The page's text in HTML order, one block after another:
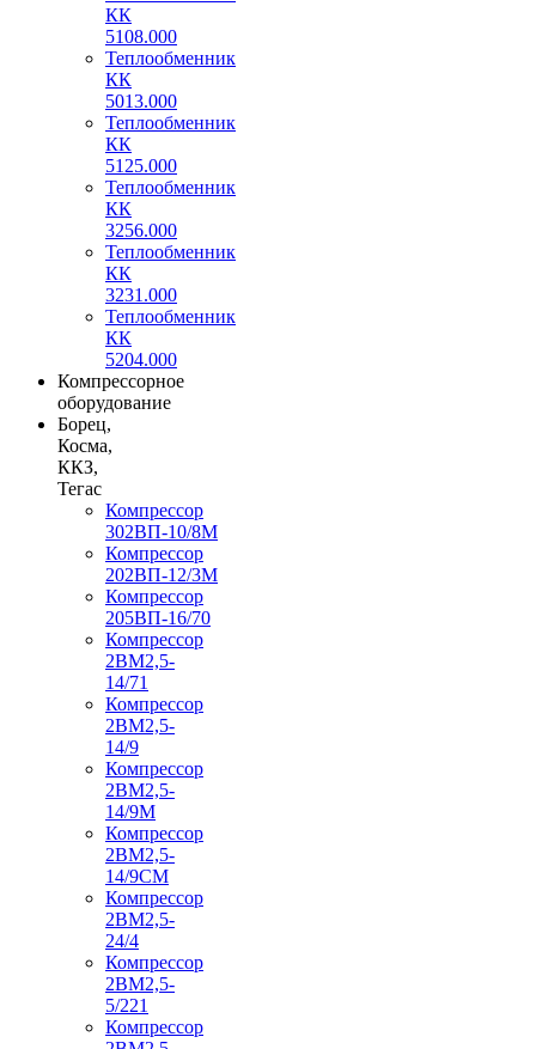
КК
5108.000
Теплообменник
КК
5013.000
Теплообменник
КК
5125.000
Теплообменник
КК
3256.000
Теплообменник
КК
3231.000
Теплообменник
КК
5204.000
Компрессорное
оборудование
Борец,
Косма,
ККЗ,
Тегас
Компрессор
302ВП-10/8М
Компрессор
202ВП-12/3М
Компрессор
205ВП-16/70
Компрессор
2ВМ2,5-
14/71
Компрессор
2ВМ2,5-
14/9
Компрессор
2ВМ2,5-
14/9М
Компрессор
2ВМ2,5-
14/9СМ
Компрессор
2ВМ2,5-
24/4
Компрессор
2ВМ2,5-
5/221
Компрессор